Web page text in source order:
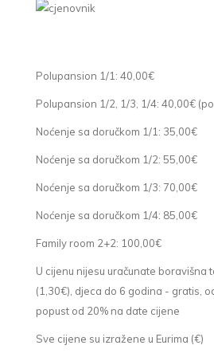
Polupansion 1/1: 40,00€
Polupansion 1/2, 1/3, 1/4: 40,00€
Noćenje sa doručkom 1/1: 35,00€
Noćenje sa doručkom 1/2: 55,00€
Noćenje sa doručkom 1/3: 70,00€
Noćenje sa doručkom 1/4: 85,00€
Family room 2+2: 100,00€
U cijenu nijesu uračunate boravišna
(1,30€), djeca do 6 godina - gratis,
popust od 20% na date cijene
Sve cijene su izražene u Eurima (€)